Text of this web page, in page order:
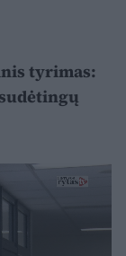
tyrimas: